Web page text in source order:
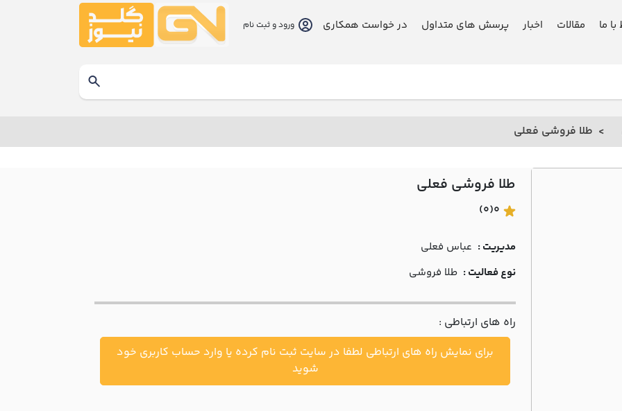
با ما مقالات اخبار پرسش های متداول در خواست همکاری ورود و ثبت نام
طلا فروشی فعلي
طلا فروشی فعلي
0
(0)
مدیریت : عباس فعلي
نوع فعالیت : طلا فروشی
راه های ارتباطی :
برای نمایش راه های ارتباطی لطفا در سایت ثبت نام کرده یا وارد حساب کاربری خود
شوید